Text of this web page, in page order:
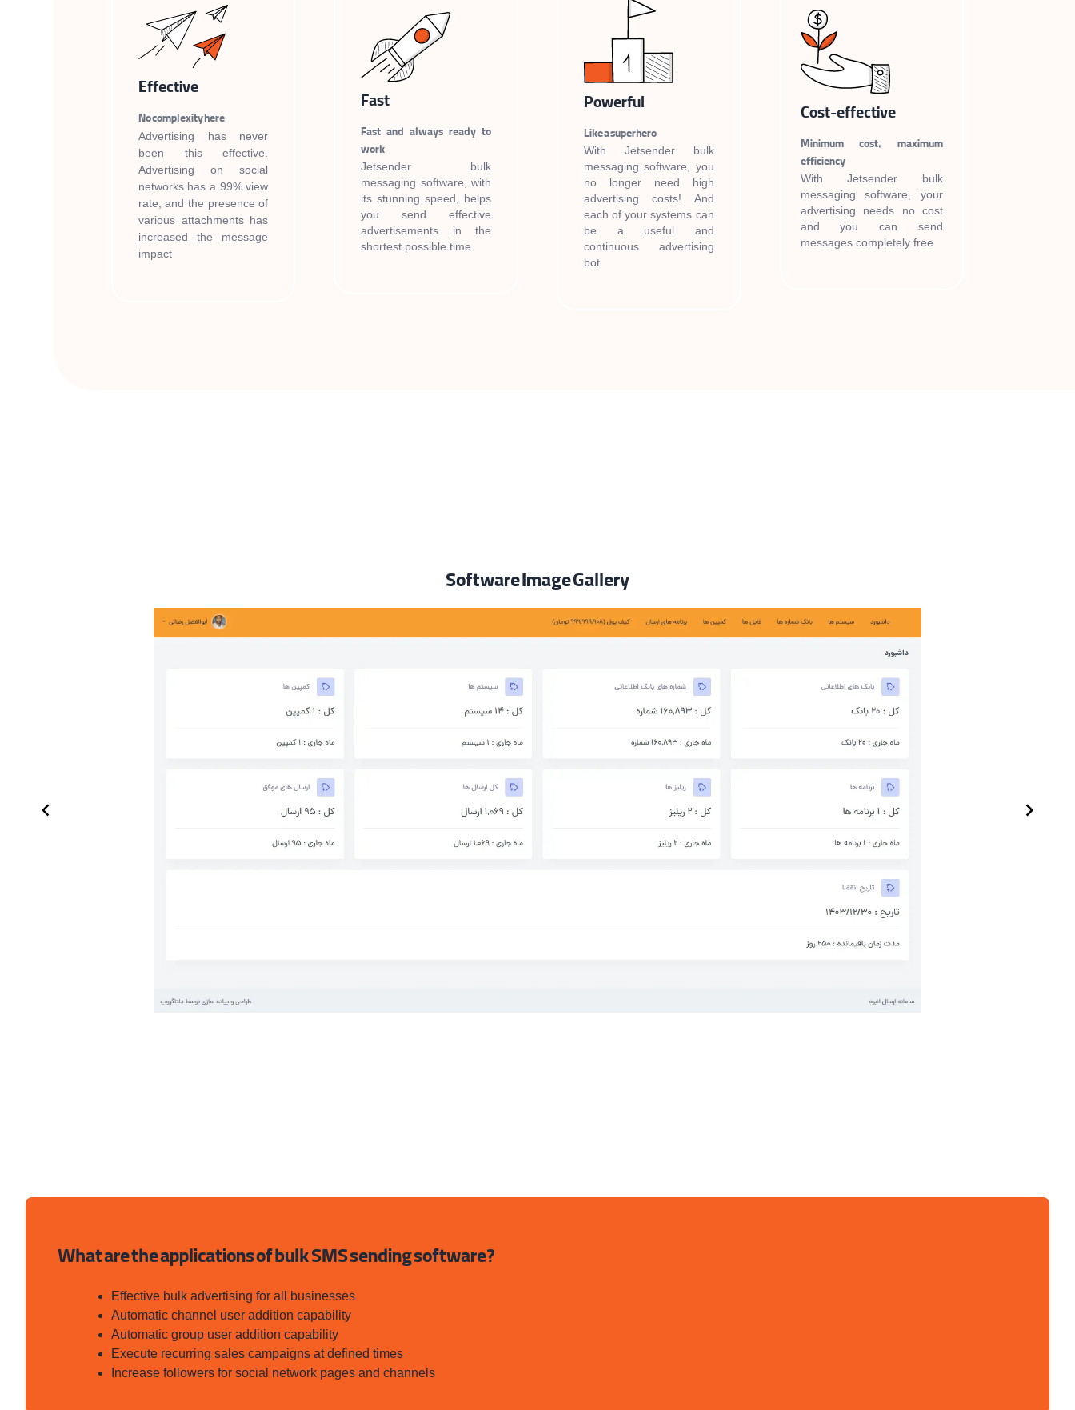
Effective
No complexity here
Advertising has never
been this effective.
Advertising on social
networks has a 99% view
rate, and the presence of
various attachments has
increased the message
impact
Fast
Fast and always ready to
work
Jetsender bulk
messaging software, with
its stunning speed, helps
you send effective
advertisements in the
shortest possible time
Powerful
Like a superhero
With Jetsender bulk
messaging software, you
no longer need high
advertising costs! And
each of your systems can
be a useful and
continuous advertising
bot
Cost-effective
Minimum cost, maximum
efficiency
With Jetsender bulk
messaging software, your
advertising needs no cost
and you can send
messages completely free
Software Image Gallery
What are the applications of bulk SMS sending software?
Effective bulk advertising for all businesses
Automatic channel user addition capability
Automatic group user addition capability
Execute recurring sales campaigns at defined times
Increase followers for social network pages and channels